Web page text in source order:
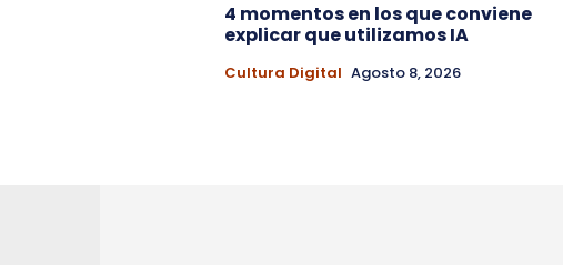
4 momentos en los que conviene
explicar que utilizamos IA
Cultura Digital Agosto 8, 2026